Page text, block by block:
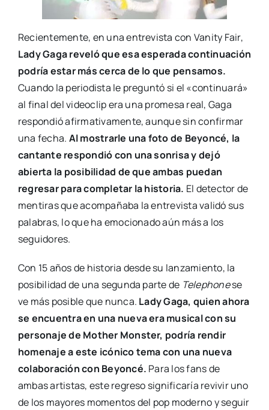
Recientemente, en una entrevista con Vanity Fair,
Lady Gaga reveló que esa esperada continuación
podría estar más cerca de lo que pensamos.
Cuando la periodista le preguntó si el «continuará»
al final del videoclip era una promesa real, Gaga
respondió afirmativamente, aunque sin confirmar
una fecha. Al mostrarle una foto de Beyoncé, la
cantante respondió con una sonrisa y dejó
abierta la posibilidad de que ambas puedan
regresar para completar la historia. El detector de
mentiras que acompañaba la entrevista validó sus
palabras, lo que ha emocionado aún más a los
seguidores.
Con 15 años de historia desde su lanzamiento, la
posibilidad de una segunda parte de Telephonese
ve más posible que nunca. Lady Gaga, quien ahora
se encuentra en una nueva era musical con su
personaje de Mother Monster, podría rendir
homenaje a este icónico tema con una nueva
colaboración con Beyoncé. Para los fans de
ambas artistas, este regreso significaría revivir uno
de los mayores momentos del pop moderno y seguir